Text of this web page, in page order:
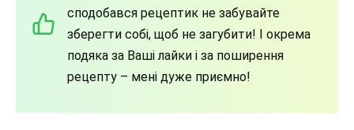
сподобався рецептик не забувайте
зберегти собі, щоб не загубити! І окрема
подяка за Ваші лайки і за поширення
рецепту – мені дуже приємно!